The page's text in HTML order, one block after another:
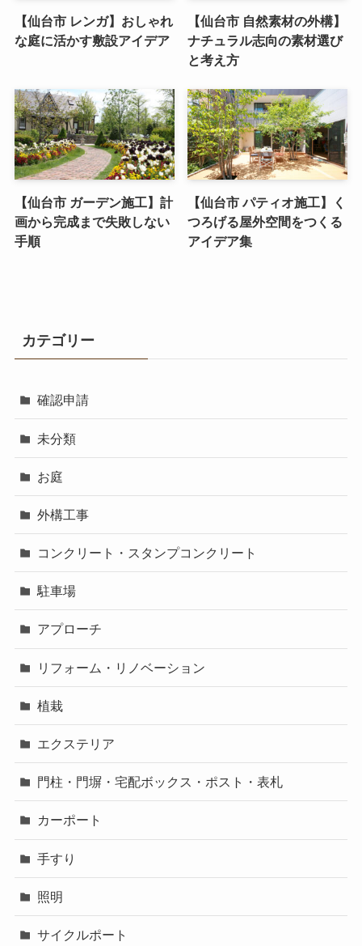
【仙台市 レンガ】おしゃれ
な庭に活かす敷設アイデア
【仙台市 自然素材の外構】
ナチュラル志向の素材選び
と考え方
【仙台市 ガーデン施工】計
画から完成まで失敗しない
手順
【仙台市 パティオ施工】く
つろげる屋外空間をつくる
アイデア集
カテゴリー
確認申請
未分類
お庭
外構工事
コンクリート・スタンプコンクリート
駐車場
アプローチ
リフォーム・リノベーション
植栽
エクステリア
門柱・門塀・宅配ボックス・ポスト・表札
カーポート
手すり
照明
サイクルポート